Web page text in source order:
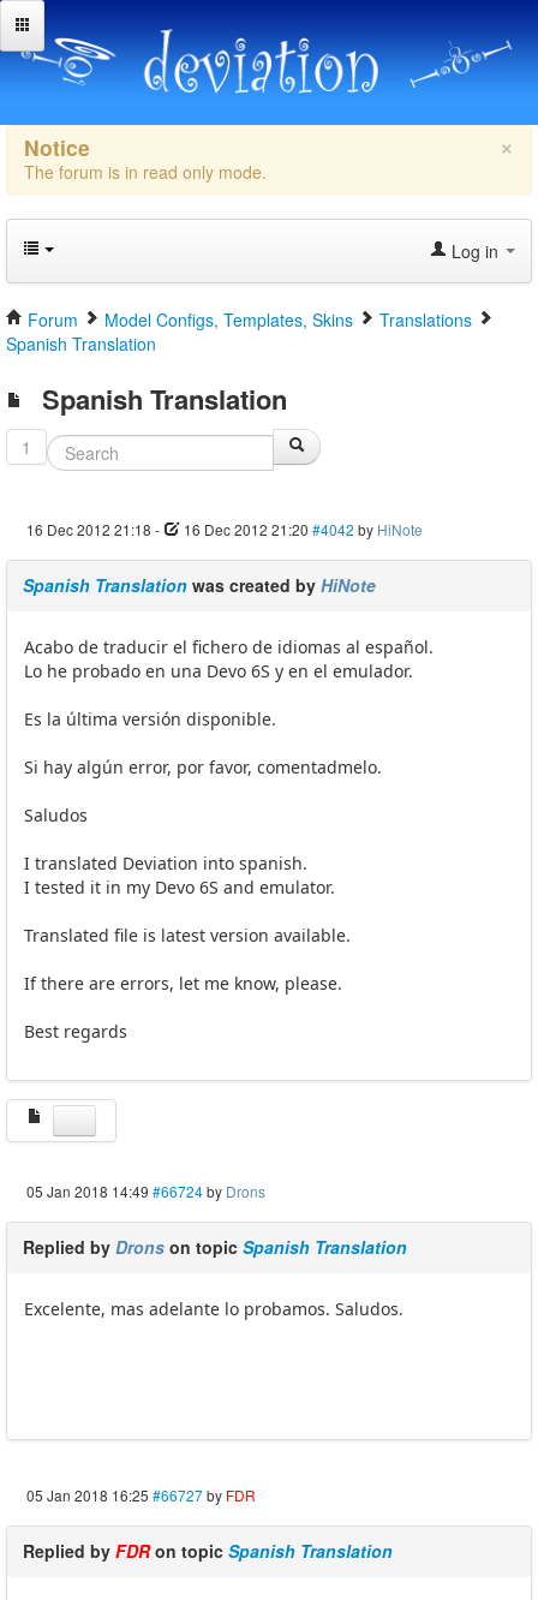
×
Notice
The forum is in read only mode.
Log in
Forum Model Configs, Templates, Skins
Translations
Spanish Translation
Spanish Translation
1
16 Dec 2012 21:18 - 16 Dec 2012 21:20 #4042 by HiNote
Spanish Translation was created by HiNote
Acabo de traducir el fichero de idiomas al español.
Lo he probado en una Devo 6S y en el emulador.
Es la última versión disponible.
Si hay algún error, por favor, comentadmelo.
Saludos
I translated Deviation into spanish.
I tested it in my Devo 6S and emulator.
Translated file is latest version available.
If there are errors, let me know, please.
Best regards
05 Jan 2018 14:49 #66724by Drons
Replied by Drons on topic Spanish Translation
Excelente, mas adelante lo probamos. Saludos.
05 Jan 2018 16:25 #66727by FDR
Replied by FDRon topic Spanish Translation